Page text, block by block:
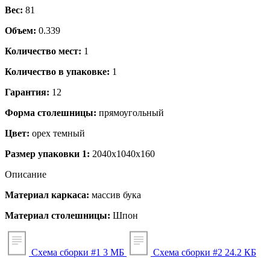
Вес: 81
Объем: 0.339
Количество мест: 1
Количество в упаковке: 1
Гарантия: 12
Форма столешницы: прямоугольный
Цвет: орех темный
Размер упаковки 1: 2040x1040x160
Описание
Материал каркаса: массив бука
Материал столешницы: Шпон
Схема сборки #1 3 МБ Схема сборки #2 24.2 КБ